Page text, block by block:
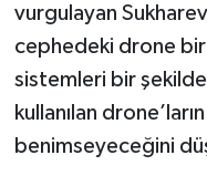
vurgulayan
cephedeki drone
sistemleri bir şekilde
kullanılan
benimseyeceğini